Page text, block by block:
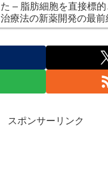
た – 脂肪細胞を直接標
治療法の新薬開発の最前
課題と展望について
スポンサーリンク